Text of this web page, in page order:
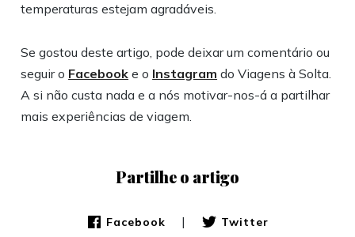
temperaturas estejam agradáveis.
Se gostou deste artigo, pode deixar um comentário ou
seguir o Facebook e o Instagram do Viagens à Solta.
A si não custa nada e a nós motivar-nos-á a partilhar
mais experiências de viagem.
Partilhe o artigo
Facebook | Twitter